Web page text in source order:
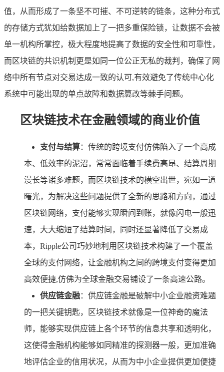
值，从而形成了一条坚不可摧、不可逆转的链条，这种分布式
的存储方式犹如给数据加上了一把多重保险锁，让数据不会被
单一机构所掌控，极大程度地提高了数据的安全性和可靠性，
而区块链的共识机制更是如同一位公正无私的裁判，确保了网
络中所有节点对交易达成一致的认可,有效避免了传统中心化
系统中可能出现的单点故障和数据篡改等棘手问题。
区块链技术在金融领域的商业价值
支付与结算：传统的跨境支付仿佛陷入了一个高成
本、低效率的泥沼，常常面临着手续费高昂、结算周期
漫长等诸多难题，而区块链技术的横空出世，宛如一道
曙光，为解决这些问题提供了全新的思路和方向，通过
区块链网络，支付能够实现瞬间到账，就像闪电一般迅
速，大大缩短了结算时间，同时还显著降低了交易成
本，Ripple公司巧妙地利用区块链技术构建了一个覆盖
全球的支付网络，让金融机构之间的跨境支付变得更加
高效便捷,仿佛为全球金融交易铺设了一条高速公路。
供应链金融：供应链金融是破解中小企业融资难题
的一把关键钥匙，区块链技术就像是一位神奇的魔法
师，能够实现供应链上各个环节的信息共享和透明化，
这使得金融机构能够如同精准的探测器一般，更加准确
地评估企业的信用状况，从而为中小企业提供更加便捷